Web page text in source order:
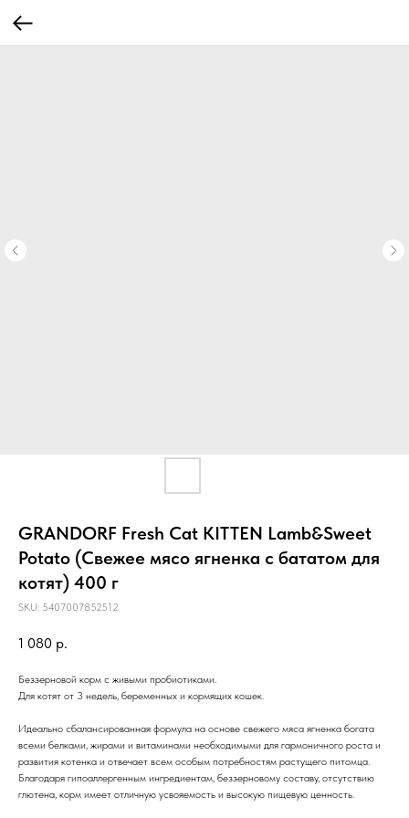
GRANDORF Fresh Cat KITTEN Lamb&Sweet
Potato (Свежее мясо ягненка с бататом для
котят) 400 г
SKU: 5407007852512
1 080 р.
Беззерновой корм с живыми пробиотиками.
Для котят от 3 недель, беременных и кормящих кошек.
Идеально сбалансированная формула на основе свежего мяса ягненка богата
всеми белками, жирами и витаминами необходимыми для гармоничного роста и
развития котенка и отвечает всем особым потребностям растущего питомца.
Благодаря гипоаллергенным ингредиентам, беззерновому составу, отсутствию
глютена, корм имеет отличную усвояемость и высокую пищевую ценность.